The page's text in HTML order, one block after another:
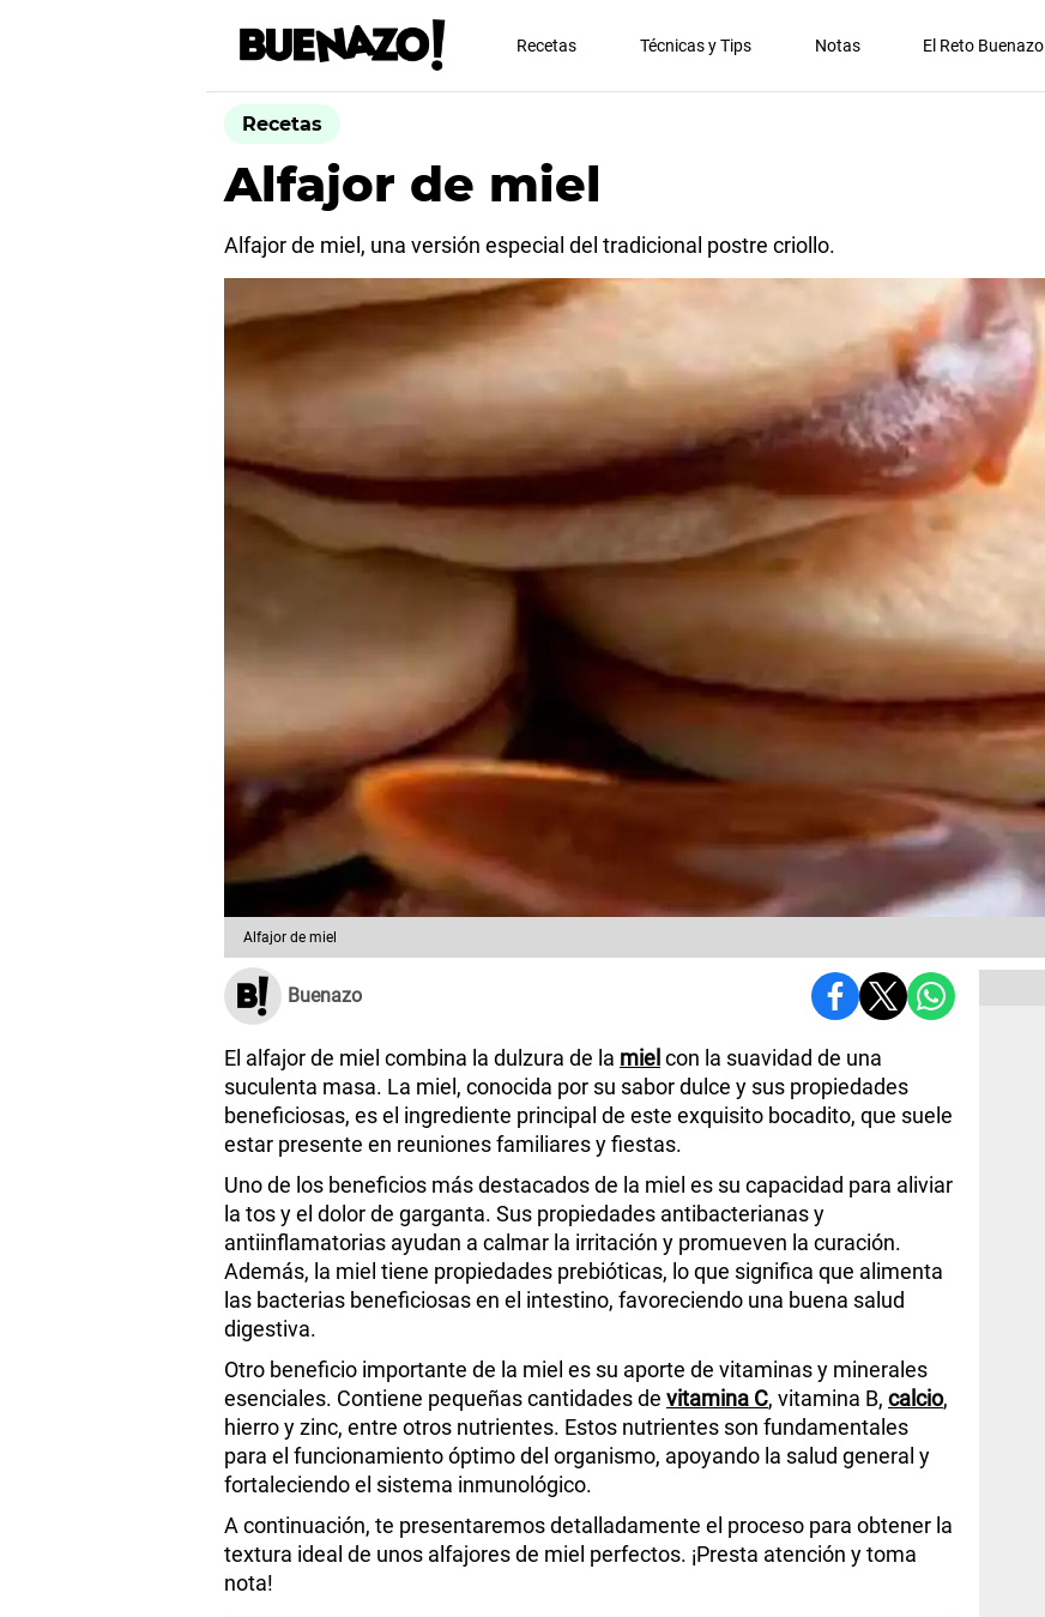
Recetas Técnicas y Tips Notas El Reto Buenazo
Recetas
Alfajor de miel
Alfajor de miel, una versión especial del tradicional postre criollo.
Alfajor de miel
Buenazo
El alfajor de miel combina la dulzura de la mielcon la suavidad de una
suculenta masa. La miel, conocida por su sabor dulce y sus propiedades
beneficiosas, es el ingrediente principal de este exquisito bocadito, que suele
estar presente en reuniones familiares y fiestas.
Uno de los beneficios más destacados de la miel es su capacidad para aliviar
la tos y el dolor de garganta. Sus propiedades antibacterianas y
antiinflamatorias ayudan a calmar la irritación y promueven la curación.
Además, la miel tiene propiedades prebióticas, lo que significa que alimenta
las bacterias beneficiosas en el intestino, favoreciendo una buena salud
digestiva.
Otro beneficio importante de la miel es su aporte de vitaminas y minerales
esenciales. Contiene pequeñas cantidades de vitamina C, vitamina B, calcio,
hierro y zinc, entre otros nutrientes. Estos nutrientes son fundamentales
para el funcionamiento óptimo del organismo, apoyando la salud general y
fortaleciendo el sistema inmunológico.
A continuación, te presentaremos detalladamente el proceso para obtener la
textura ideal de unos alfajores de miel perfectos. ¡Presta atención y toma
nota!